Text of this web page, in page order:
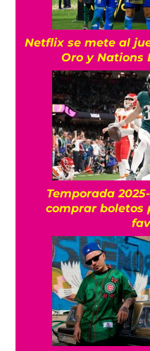
Netflix se mete al
Oro y Nations
Temporada
comprar boletos